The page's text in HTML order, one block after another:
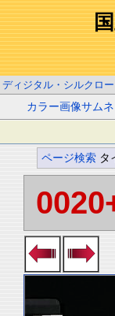
ディジタル・シルクロ
カラー画像サム
ページ検索 タ